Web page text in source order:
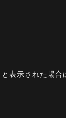
表示された場合